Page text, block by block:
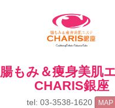
腸もみ＆痩身美肌
CHARIS銀座
tel: 03-3538-1620 MAP